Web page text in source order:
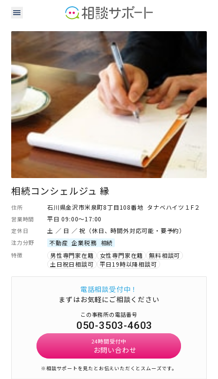
司法書士 行政書士 公認会計士
社会保険労務士 土地家屋調査士 不動産鑑定士
相続コンシェルジュ 縁
住所 石川県金沢市米泉町8丁目108番地 タナベハイツ１F２
営業時間 平日 09:00～17:00
定休日 土 ／ 日 ／ 祝（休日、時間外対応可能・要予約）
注力分野 不動産 企業税務 相続
特徴 男性専門家在籍 女性専門家在籍
無料相談可
土日祝日相談可
平日19時以降相談可
電話相談受付中！
まずはお気軽にご相談ください
この事務所の電話番号
050-3503-4603
24時間受付中
お問い合わせ
※相談サポートを見たとお伝えいただくとスムーズです。